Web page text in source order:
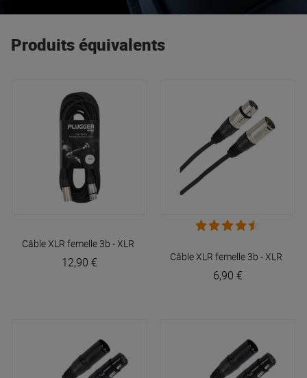
le NT-USB mini et RodeCaster Pro. Pour ceux
nombreusessolutions mobiles
proposées pour lessmartphones
Produits équivalents
Câble XLR femelle 3b - XLR mâle 3b 10m Easy
12,90 € Câble XLR femelle 3b - XLR
6,90 €